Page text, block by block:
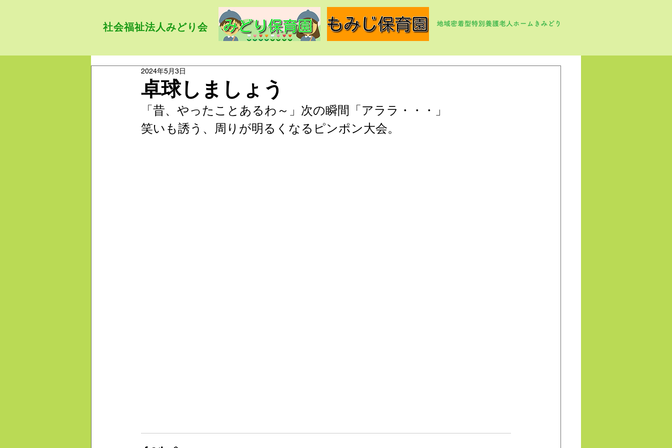
社会福祉法人みどり会
卓球しましょう
2024年5月3日
「昔、やったことあるわ～」次の瞬間「アララ・・・」
笑いも誘う、周りが明るくなるピンポン大会。